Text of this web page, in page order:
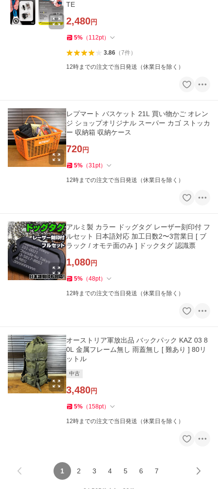
TE
2,480円
5% （ 112pt）
3.86（7件）
12時までの注文で当日発送（休業日を除く）
レプマート バスケット 21L 買い物かご オレン
ジ ショップオリジナル スーパー カゴ ストッカ
ー 収納箱 収納ケース
720円
5% （31pt）
12時までの注文で当日発送（休業日を除く）
アルミ製 カラー ドッグタグ レーザー刻印付 フ
ルセット 日本語対応 加工日数2〜3営業日 [ ブ
ラック / オモテ面のみ ] ドックタグ 認識票
1,080円
5% （48pt）
12時までの注文で当日発送（休業日を除く）
オーストリア軍放出品 バックパック KAZ 03 8
0L 金属フレーム無し 雨蓋無し [ 難あり ] 80リ
ットル
中古
3,480円
5% （ 158pt）
12時までの注文で当日発送（休業日を除く）
1 2 3 4 5 6 7